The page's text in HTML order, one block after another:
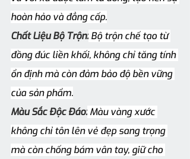
hoàn hảo và đẳng cấp.
Chất Liệu Bộ Trộn: Bộ trộn chế tạo từ
đồng đúc liền khối, không chỉ tăng tính
ổn định mà còn đảm bảo độ bền vững
của sản phẩm.
Màu Sắc Độc Đáo: Màu vàng xước
không chỉ tôn lên vẻ đẹp sang trọng
mà còn chống bám vân tay, giữ cho